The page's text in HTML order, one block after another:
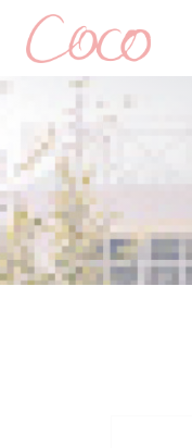
Personalizzazione delle